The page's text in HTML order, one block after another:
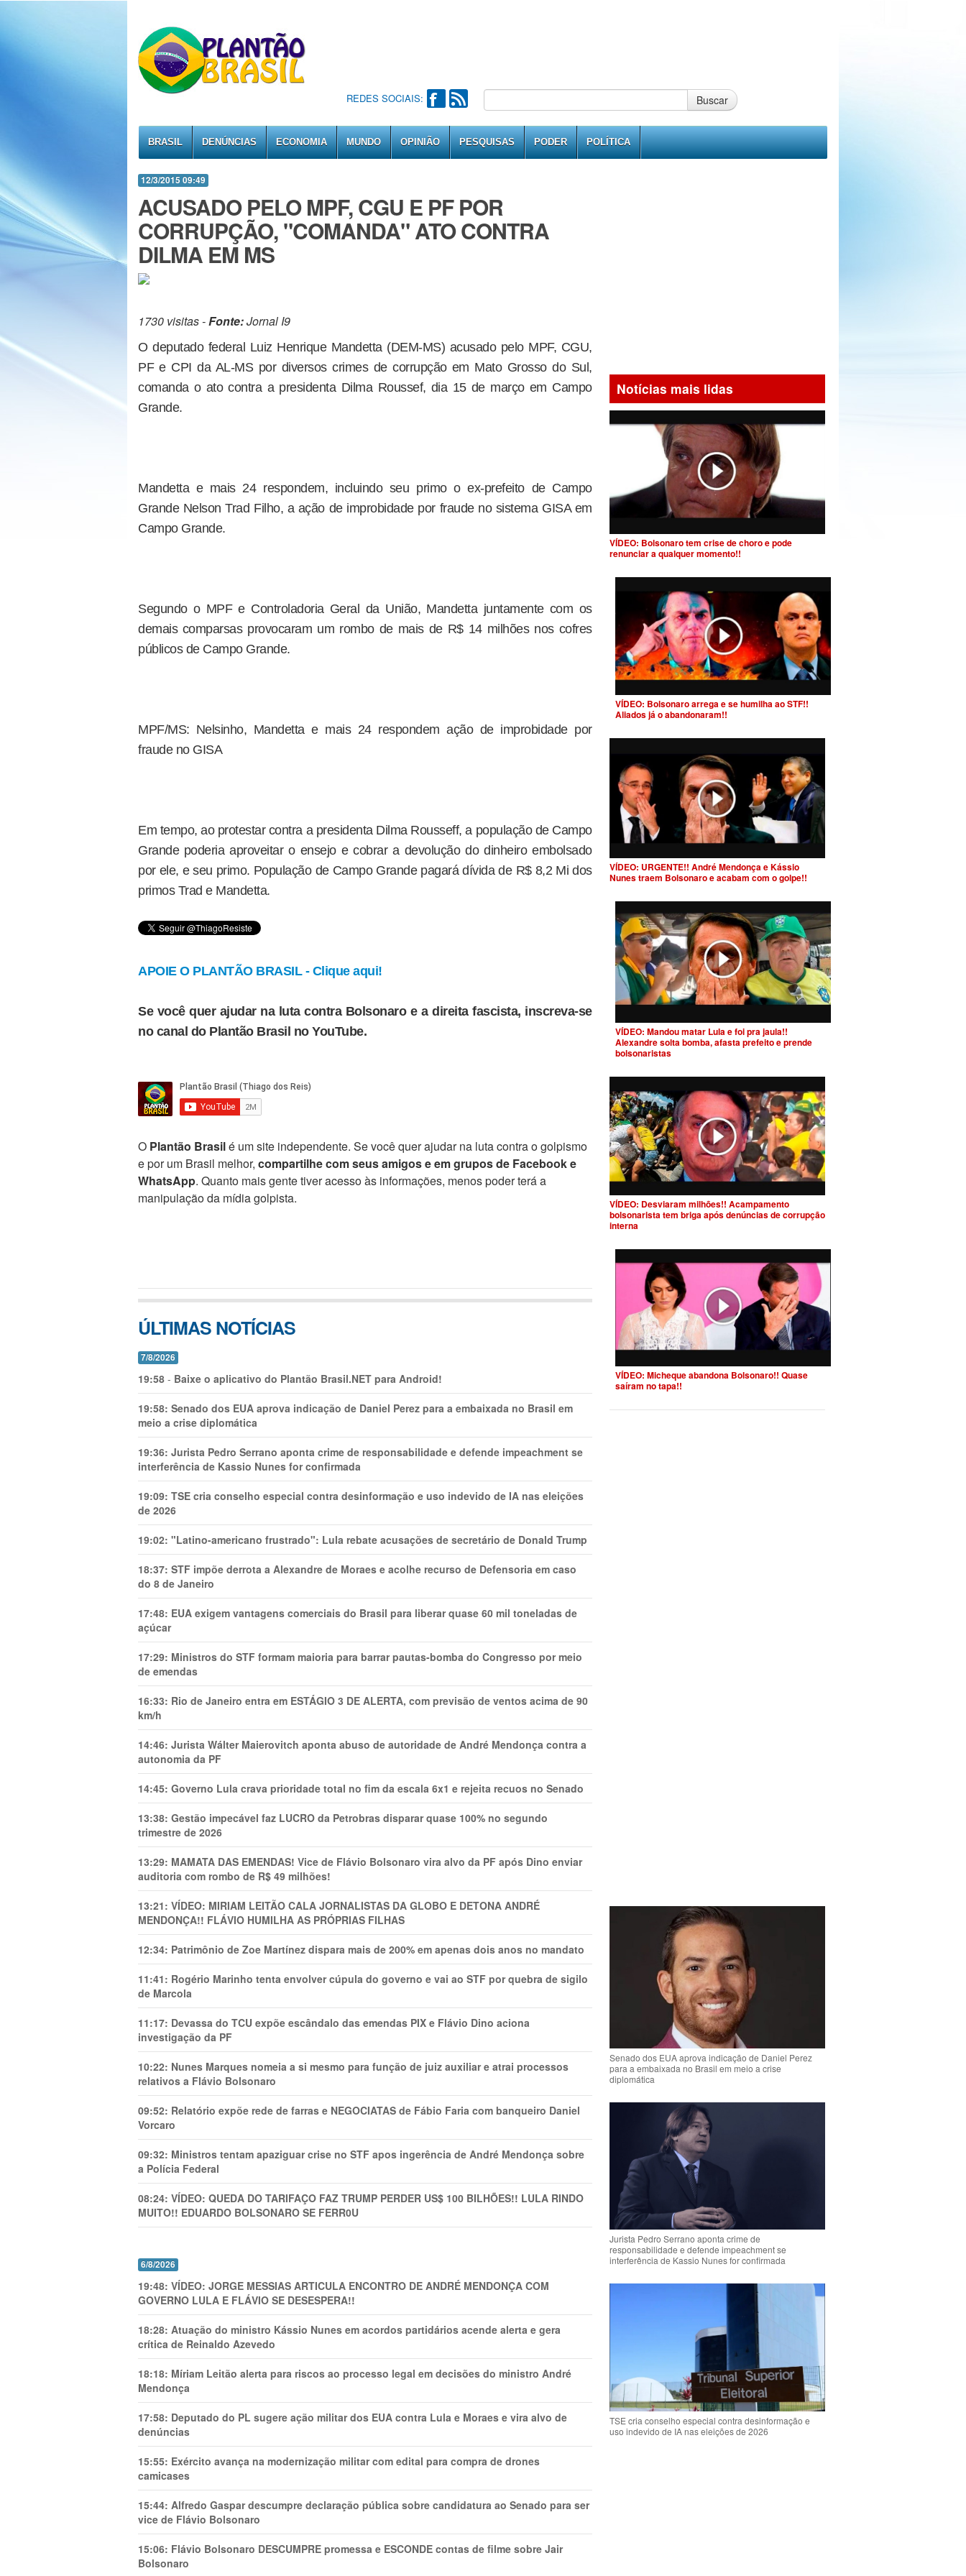
REDES SOCIAIS: Buscar
BRASIL DENÚNCIAS ECONOMIA MUNDO OPINIÃO PESQUISAS PODER POLÍTICA
12/3/2015 09:49
ACUSADO PELO MPF, CGU E PF POR
CORRUPÇÃO, "COMANDA" ATO CONTRA
DILMA EM MS
1730 visitas -Fonte:Jornal I9
O deputado federal Luiz Henrique Mandetta (DEM-MS) acusado pelo MPF, CGU,
PF e CPI da AL-MS por diversos crimes de corrupção em Mato Grosso do Sul,
comanda o ato contra a presidenta Dilma Roussef, dia 15 de março em Campo
Grande.
Mandetta e mais 24 respondem, incluindo seu primo o ex-prefeito de Campo
Grande Nelson Trad Filho, a ação de improbidade por fraude no sistema GISA em
Campo Grande.
Segundo o MPF e Controladoria Geral da União, Mandetta juntamente com os
demais comparsas provocaram um rombo de mais de R$ 14 milhões nos cofres
públicos de Campo Grande.
MPF/MS: Nelsinho, Mandetta e mais 24 respondem ação de improbidade por
fraude no GISA
Em tempo, ao protestar contra a presidenta Dilma Rousseff, a população de Campo
Grande poderia aproveitar o ensejo e cobrar a devolução do dinheiro embolsado
por ele, e seu primo. População de Campo Grande pagará dívida de R$ 8,2 Mi dos
primos Trad e Mandetta.
APOIE O PLANTÃO BRASIL - Clique aqui!
Se você quer ajudar na luta contra Bolsonaro e a direita fascista, inscreva-se
no canal do Plantão Brasil no YouTube.
O Plantão Brasilé um site independente. Se você quer ajudar na luta contra o golpismo
e por um Brasil melhor, compartilhe com seus amigos e em grupos de Facebook e
WhatsApp. Quanto mais gente tiver acesso às informações, menos poder terá a
manipulação da mídia golpista.
ÚLTIMAS NOTÍCIAS
7/8/2026
19:58 - Baixe o aplicativo do Plantão Brasil.NET para Android!
19:58: Senado dos EUA aprova indicação de Daniel Perez para a embaixada no Brasil em
meio a crise diplomática
19:36: Jurista Pedro Serrano aponta crime de responsabilidade e defende impeachment se
interferência de Kassio Nunes for confirmada
19:09: TSE cria conselho especial contra desinformação e uso indevido de IA nas eleições
de 2026
19:02: "Latino-americano frustrado": Lula rebate acusações de secretário de Donald Trump
18:37: STF impõe derrota a Alexandre de Moraes e acolhe recurso de Defensoria em caso
do 8 de Janeiro
17:48: EUA exigem vantagens comerciais do Brasil para liberar quase 60 mil toneladas de
açúcar
17:29: Ministros do STF formam maioria para barrar pautas-bomba do Congresso por meio
de emendas
16:33: Rio de Janeiro entra em ESTÁGIO 3 DE ALERTA, com previsão de ventos acima de 90
km/h
14:46: Jurista Wálter Maierovitch aponta abuso de autoridade de André Mendonça contra a
autonomia da PF
14:45: Governo Lula crava prioridade total no fim da escala 6x1 e rejeita recuos no Senado
13:38: Gestão impecável faz LUCRO da Petrobras disparar quase 100% no segundo
trimestre de 2026
13:29: MAMATA DAS EMENDAS! Vice de Flávio Bolsonaro vira alvo da PF após Dino enviar
auditoria com rombo de R$ 49 milhões!
13:21: VÍDEO: MIRIAM LEITÃO CALA JORNALISTAS DA GLOBO E DETONA ANDRÉ
MENDONÇA!! FLÁVIO HUMILHA AS PRÓPRIAS FILHAS
12:34: Patrimônio de Zoe Martínez dispara mais de 200% em apenas dois anos no mandato
11:41: Rogério Marinho tenta envolver cúpula do governo e vai ao STF por quebra de sigilo
de Marcola
11:17: Devassa do TCU expõe escândalo das emendas PIX e Flávio Dino aciona
investigação da PF
10:22: Nunes Marques nomeia a si mesmo para função de juiz auxiliar e atrai processos
relativos a Flávio Bolsonaro
09:52: Relatório expõe rede de farras e NEGOCIATAS de Fábio Faria com banqueiro Daniel
Vorcaro
09:32: Ministros tentam apaziguar crise no STF apos ingerência de André Mendonça sobre
a Polícia Federal
08:24: VÍDEO: QUEDA DO TARIFAÇO FAZ TRUMP PERDER US$ 100 BILHÕES!! LULA RINDO
MUITO!! EDUARDO BOLSONARO SE FERR0U
6/8/2026
19:48: VÍDEO: JORGE MESSIAS ARTICULA ENCONTRO DE ANDRÉ MENDONÇA COM
GOVERNO LULA E FLÁVIO SE DESESPERA!!
18:28: Atuação do ministro Kássio Nunes em acordos partidários acende alerta e gera
crítica de Reinaldo Azevedo
18:18: Míriam Leitão alerta para riscos ao processo legal em decisões do ministro André
Mendonça
17:58: Deputado do PL sugere ação militar dos EUA contra Lula e Moraes e vira alvo de
denúncias
15:55: Exército avança na modernização militar com edital para compra de drones
camicases
15:44: Alfredo Gaspar descumpre declaração pública sobre candidatura ao Senado para ser
vice de Flávio Bolsonaro
15:06: Flávio Bolsonaro DESCUMPRE promessa e ESCONDE contas de filme sobre Jair
Bolsonaro
Notícias mais lidas
VÍDEO: Bolsonaro tem crise de choro e pode
renunciar a qualquer momento!!
VÍDEO: Bolsonaro arrega e se humilha ao STF!!
Aliados já o abandonaram!!
VÍDEO: URGENTE!! André Mendonça e Kássio
Nunes traem Bolsonaro e acabam com o golpe!!
VÍDEO: Mandou matar Lula e foi pra jaula!!
Alexandre solta bomba, afasta prefeito e prende
bolsonaristas
VÍDEO: Desviaram milhões!! Acampamento
bolsonarista tem briga após denúncias de corrupção
interna
VÍDEO: Micheque abandona Bolsonaro!! Quase
saíram no tapa!!
Senado dos EUA aprova indicação de Daniel Perez
para a embaixada no Brasil em meio a crise
diplomática
Jurista Pedro Serrano aponta crime de
responsabilidade e defende impeachment se
interferência de Kassio Nunes for confirmada
TSE cria conselho especial contra desinformação e
uso indevido de IA nas eleições de 2026